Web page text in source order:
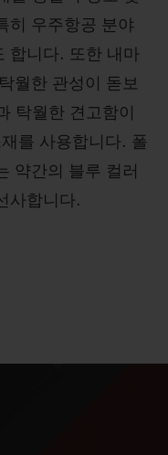
히 우주항공 분야
합니다. 또한 내마
월한 관성이 돋보
탁월한 견고함이
를 사용합니다. 폴
약간의 블루 컬러
사합니다.